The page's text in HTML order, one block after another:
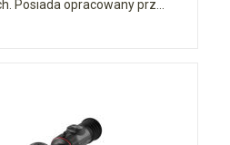
Posiada opracowany prz...